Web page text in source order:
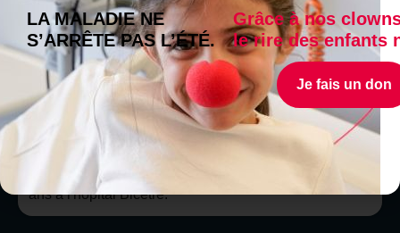
Publié le 3 juin 2026
« Les clowns ont eu un gros
impact sur ma guérison », par
Léa
Découvrez le message de Léa, qui a rencontré les
comédiens-clowns du Rire Médecin il y a plus de 12
ans à l'hôpital Bicêtre.
LA MALADIE NE
S’ARRÊTE PAS L’ÉTÉ.
Grâce à nos
le rire des enfants
Je fais un don